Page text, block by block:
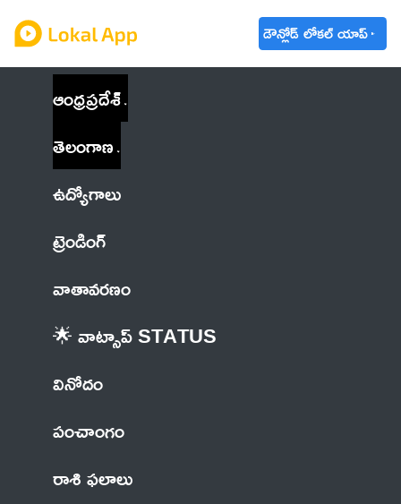
డౌన్లోడ్ లోకల్ యాప్
ఆంధ్రప్రదేశ్
తెలంగాణ
ఉద్యోగాలు
ట్రెండింగ్
వాతావరణం
🌟 వాట్సాప్ STATUS
వినోదం
పంచాంగం
రాశి ఫలాలు